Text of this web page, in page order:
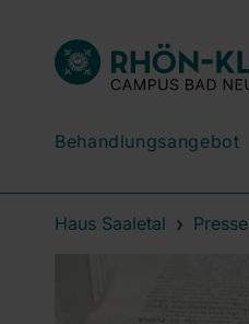
Behandlungsangebot
Haus Saaletal Presse